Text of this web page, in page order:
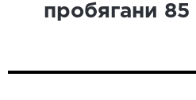
пробягани 85